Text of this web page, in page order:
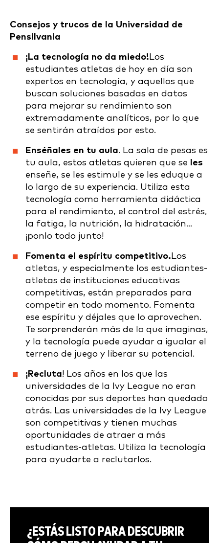
Consejos y trucos de la Universidad de
Pensilvania
¡La tecnología no da miedo! Los
estudiantes atletas de hoy en día son
expertos en tecnología, y aquellos que
buscan soluciones basadas en datos
para mejorar su rendimiento son
extremadamente analíticos, por lo que
se sentirán atraídos por esto.
Enséñales en tu aula. La sala de pesas es
tu aula, estos atletas quieren que se
les
enseñe, se les estimule y se les eduque a
lo largo de su experiencia. Utiliza esta
tecnología como herramienta didáctica
para el rendimiento, el control del estrés,
la fatiga, la nutrición, la hidratación...
¡ponlo todo junto!
Fomenta el espíritu competitivo. Los
atletas, y especialmente los estudiantes-
atletas de instituciones educativas
competitivas, están preparados para
competir en todo momento. Fomenta
ese espíritu y déjales que lo aprovechen.
Te sorprenderán más de lo que imaginas,
y la tecnología puede ayudar a igualar el
terreno de juego y liberar su potencial.
¡Recluta! Los años en los que las
universidades de la Ivy League no eran
conocidas por sus deportes han quedado
atrás. Las universidades de la Ivy League
son competitivas y tienen muchas
oportunidades de atraer a más
estudiantes-atletas. Utiliza la tecnología
para ayudarte a reclutarlos.
¿ESTÁS LISTO PARA DESCUBRIR